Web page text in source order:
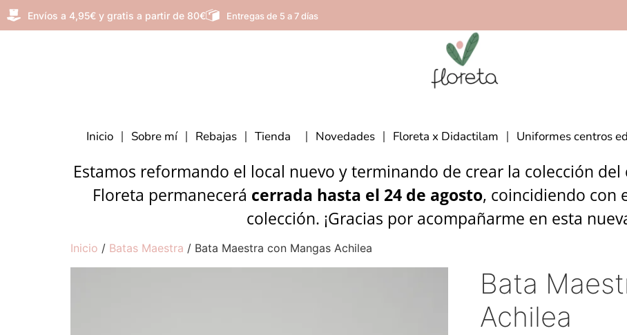
Envíos a 4,95€ y gratis a partir de 80€ Entregas de 5 a 7 días
Inicio Sobre mí Rebajas Tienda Novedades Floreta x Didactilam Uniformes centros
Estamos reformando el local nuevo y terminando de crear la colección
Floreta permanecerá cerrada hasta el 24 de agosto, coincidiendo con
colección. ¡Gracias por acompañarme en esta
Inicio / Batas Maestra / Bata Maestra con Mangas Achilea
Bata
Achilea